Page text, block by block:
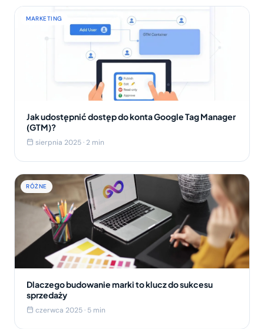
MARKETING
Jak udostępnić dostęp do konta Google Tag Manager
(GTM)?
sierpnia 2025 · 2 min
RÓŻNE
Dlaczego budowanie marki to klucz do sukcesu
sprzedaży
czerwca 2025 · 5 min